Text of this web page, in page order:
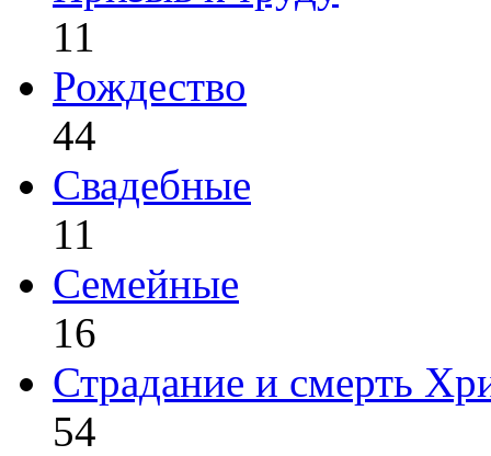
11
Рождество
44
Свадебные
11
Семейные
16
Страдание и смерть
54